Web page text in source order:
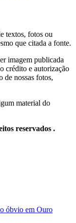
textos, fotos ou
que citada a fonte.
imagem publicada
crédito e autorização
de nossas fotos,
material do
reservados .
óbvio em Ouro